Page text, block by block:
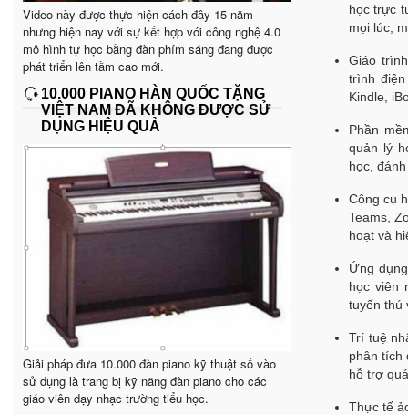
Video này được thực hiện cách đây 15 năm
nhưng hiện nay với sự kết hợp với công nghệ 4.0
mô hình tự học bằng đàn phím sáng đang được
phát triển lên tầm cao mới.
10.000 PIANO HÀN QUỐC TẶNG
VIỆT NAM ĐÃ KHÔNG ĐƯỢC SỬ
DỤNG HIỆU QUẢ
Giải pháp đưa 10.000 đàn piano kỹ thuật số vào
sử dụng là trang bị kỹ năng đàn piano cho các
giáo viên dạy nhạc trường tiểu học.
học trực
mọi lúc,
Giáo
trình
Kindle,
Phần
quản lý
học,
Công cụ
Teams,
hoạt và
Ứng
học viên
tuyến thú
Trí tuệ
phân tích
hỗ trợ
Thực tế